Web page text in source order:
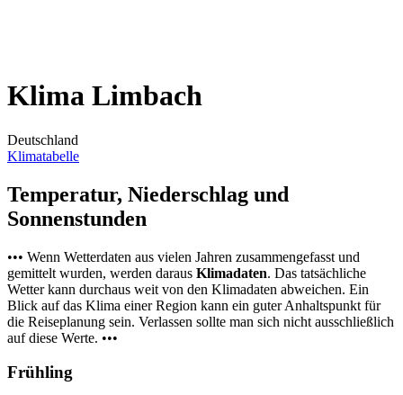
Klima Limbach
Deutschland
Klimatabelle
Temperatur, Niederschlag und
Sonnenstunden
••• Wenn Wetterdaten aus vielen Jahren zusammengefasst und
gemittelt wurden, werden daraus Klimadaten. Das tatsächliche
Wetter kann durchaus weit von den Klimadaten abweichen. Ein
Blick auf das Klima einer Region kann ein guter Anhaltspunkt für
die Reiseplanung sein. Verlassen sollte man sich nicht ausschließlich
auf diese Werte. •••
Frühling